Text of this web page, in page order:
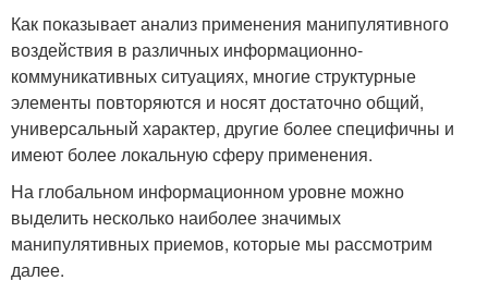
Как показывает анализ применения манипулятивного
воздействия в различных информационно-
коммуникативных ситуациях, многие структурные
элементы повторяются и носят достаточно общий,
универсальный характер, другие более специфичны и
имеют более локальную сферу применения.
На глобальном информационном уровне можно
выделить несколько наиболее значимых
манипулятивных приемов, которые мы рассмотрим
далее.